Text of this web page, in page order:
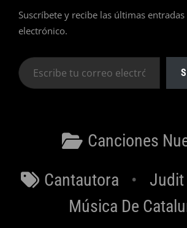
Suscríbete y recibe las últimas
electrónico.
Escribe
tu
Categorías
Canciones
Etiquetas
Cantautora
Judit
Música De